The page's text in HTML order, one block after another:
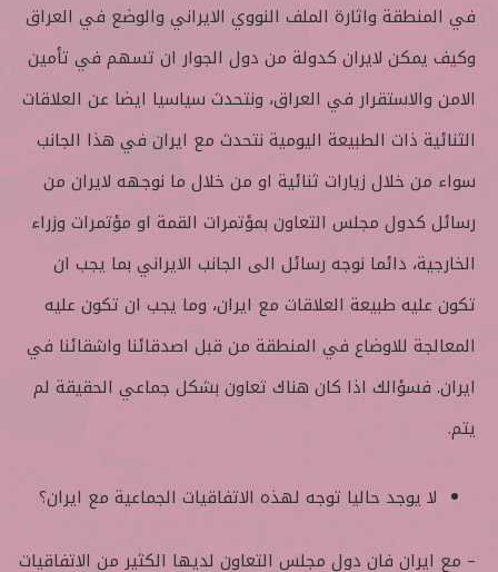
في المنطقة واثارة الملف النووي الايراني والوضع في العراق
وكيف يمكن لايران كدولة من دول الجوار ان تسهم في تأمين
الامن والاستقرار في العراق، ونتحدث سياسيا ايضا عن العلاقات
الثنائية ذات الطبيعة اليومية نتحدث مع ايران في هذا الجانب
سواء من خلال زيارات ثنائية او من خلال ما نوجهه لايران من
رسائل كدول مجلس التعاون بمؤتمرات القمة او مؤتمرات وزراء
الخارجية، دائما نوجه رسائل الى الجانب الايراني بما يجب ان
تكون عليه طبيعة العلاقات مع ايران، وما يجب ان تكون عليه
المعالجة للاوضاع في المنطقة من قبل اصدقائنا واشقائنا في
ايران. فسؤالك اذا كان هناك تعاون بشكل جماعي الحقيقة لم
يتم.
لا يوجد حاليا توجه لهذه الاتفاقيات الجماعية مع ايران؟
– مع ايران فان دول مجلس التعاون لديها الكثير من الاتفاقيات